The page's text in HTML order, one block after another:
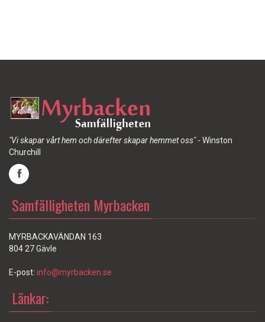
"Vi skapar vårt hem och därefter skapar hemmet oss"- Winston
Churchill
Samfälligheten Myrbacken
MYRBACKAVÄNDAN 163
804 27 Gävle
E-post: info@myrbacken.se
Länkar: